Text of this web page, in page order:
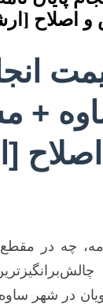
و اصلاح
+
چه در
در شهر ساوه